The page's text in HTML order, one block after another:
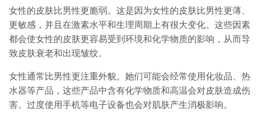
女性的皮肤比男性更脆弱。这是因为女性的皮肤比男性更薄、
更敏感，并且在激素水平和生理周期上有很大变化。这些因素
都会使女性的皮肤更容易受到环境和化学物质的影响，从而导
致皮肤衰老和出现皱纹。
女性通常比男性更注重外貌。她们可能会经常使用化妆品、热
水器等产品，这些产品中含有化学物质和高温会对皮肤造成伤
害。过度使用手机等电子设备也会对肌肤产生消极影响。